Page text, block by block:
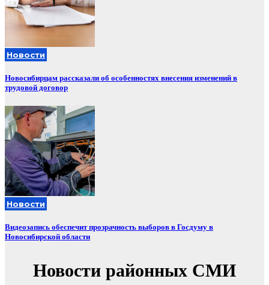
Новости
Новосибирцам рассказали об особенностях внесения изменений в
трудовой договор
Новости
Видеозапись обеспечит прозрачность выборов в Госдуму в
Новосибирской области